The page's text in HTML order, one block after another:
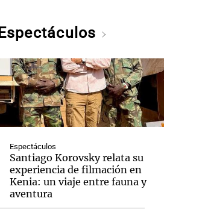
Espectáculos
Espectáculos
Santiago Korovsky relata su
experiencia de filmación en
Kenia: un viaje entre fauna y
aventura